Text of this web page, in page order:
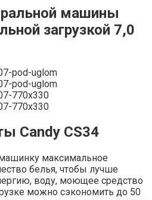
машины
загрузкой 7,0
Candy CS34
максимальное
белья, чтобы лучше
воду, моющее средство
можно сэкономить до 50